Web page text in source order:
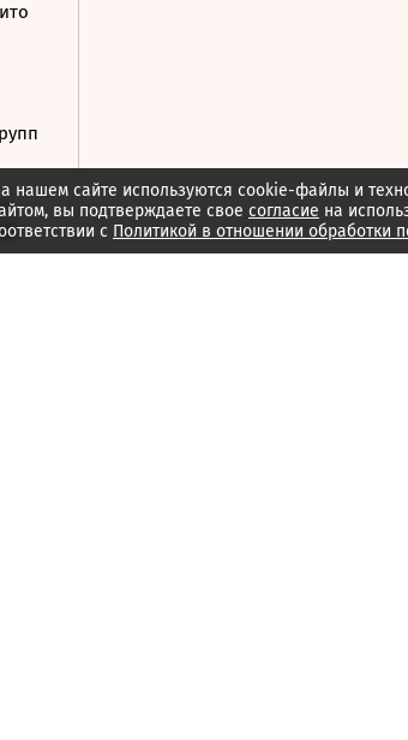
нашем сайте используются cookie-файлы и
вы подтверждаете свое согласие на
с Политикой в отношении обработки